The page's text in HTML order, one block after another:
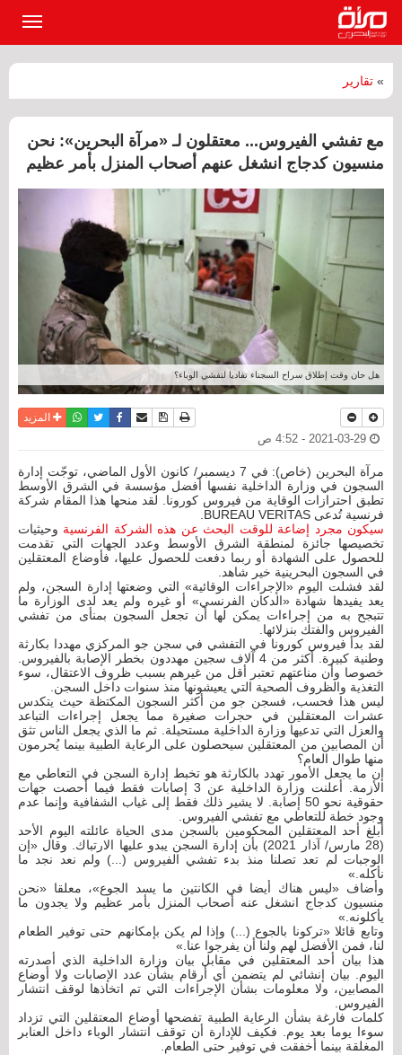
» تقارير
مع تفشي الفيروس... معتقلون لـ «مرآة البحرين»: نحن
منسيون كدجاج انشغل عنهم أصحاب المنزل بأمر عظيم
هل حان وقت إطلاق سراح السجناء تفاديا لتفشي الوباء؟
نسخة للطباعة
حفظ الموضوع
أرسل الى صديق
فيسبوكتويترواتسابالمزيد
مرآة البحرين (خاص): في 7 ديسمبر/ كانون الأول الماضي، توجّت إدارة
السجون في وزارة الداخلية نفسها أفضل مؤسسة في الشرق الأوسط
تطبق احترازات الوقاية من فيروس كورونا. لقد منحها هذا المقام شركة
فرنسية تُدعى BUREAU VERITAS.
سيكون مجرد إضاعة للوقت البحث عن هذه الشركة الفرنسية وحيثيات
تخصيصها جائزة لمنطقة الشرق الأوسط وعدد الجهات التي تقدمت
للحصول على الشهادة أو ربما دفعت للحصول عليها، فأوضاع المعتقلين
في السجون البحرينية خير شاهد.
لقد فشلت اليوم «الإجراءات الوقائية» التي وضعتها إدارة السجن، ولم
يعد يفيدها شهادة «الدكان الفرنسي» أو غيره ولم يعد لدى الوزارة ما
تتبجح به من إجراءات يمكن لها أن تجعل السجون بمنأى من تفشي
الفيروس والفتك بنزلائها.
لقد بدأ فيروس كورونا في التفشي في سجن جو المركزي مهددا بكارثة
وطنية كبيرة. أكثر من 4 آلاف سجين مهددون بخطر الإصابة بالفيروس.
خصوصا وأن مناعتهم تعتبر أقل من غيرهم بسبب ظروف الاعتقال، سوء
التغذية والظروف الصحية التي يعيشونها منذ سنوات داخل السجن.
ليس هذا فحسب، فسجن جو من أكثر السجون المكتظة حيث يتكدس
عشرات المعتقلين في حجرات صغيرة مما يجعل إجراءات التباعد
والعزل التي تدعيها وزارة الداخلية مستحيلة. ثم ما الذي يجعل الناس تثق
أن المصابين من المعتقلين سيحصلون على الرعاية الطبية بينما يُحرمون
منها طوال العام؟
إن ما يجعل الأمور تهدد بالكارثة هو تخبط إدارة السجن في التعاطي مع
الأزمة. أعلنت وزارة الداخلية عن 3 إصابات فقط فيما أحصت جهات
حقوقية نحو 50 إصابة. لا يشير ذلك فقط إلى غياب الشفافية وإنما عدم
وجود خطة للتعاطي مع تفشي الفيروس.
أبلغ أحد المعتقلين المحكومين بالسجن مدى الحياة عائلته اليوم الأحد
(28 مارس/ آذار 2021) بأن إدارة السجن يبدو عليها الارتباك. وقال «إن
الوجبات لم تعد تصلنا منذ بدء تفشي الفيروس (...) ولم نعد نجد ما
نأكله.»
وأضاف «ليس هناك أيضا في الكانتين ما يسد الجوع»، معلقا «نحن
منسيون كدجاج انشغل عنه أصحاب المنزل بأمر عظيم ولا يجدون ما
يأكلونه.»
وتابع قائلا «تركونا بالجوع (...) وإذا لم يكن بإمكانهم حتى توفير الطعام
لنا، فمن الأفضل لهم ولنا أن يفرجوا عنا.»
هذا بيان أحد المعتقلين في مقابل بيان وزارة الداخلية الذي أصدرته
اليوم. بيان إنشائي لم يتضمن أي أرقام بشأن عدد الإصابات ولا أوضاع
المصابين، ولا معلومات بشأن الإجراءات التي تم اتخاذها لوقف انتشار
الفيروس.
كلمات فارغة بشأن الرعاية الطبية تفضحها أوضاع المعتقلين التي تزداد
سوءا يوما بعد يوم. فكيف للإدارة أن توقف انتشار الوباء داخل العنابر
المغلقة بينما أخفقت في توفير حتى الطعام.